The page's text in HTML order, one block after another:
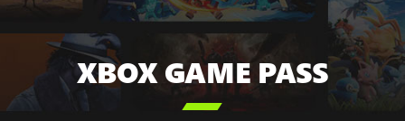
XBOX GAME PASS
